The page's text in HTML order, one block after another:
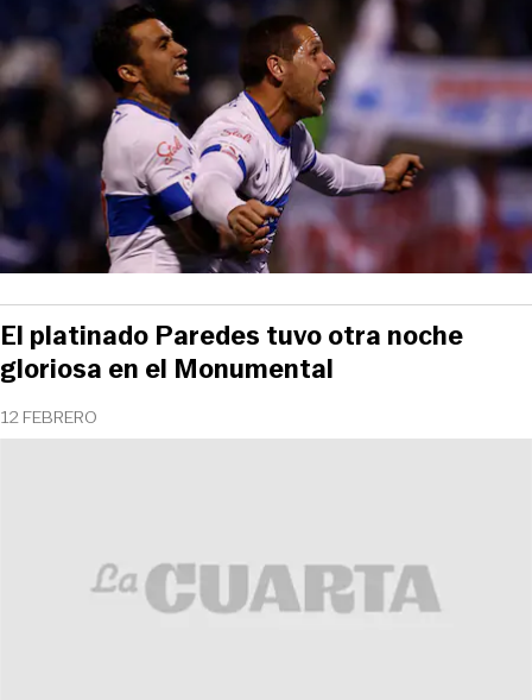
12 FEBRERO
El platinado Paredes tuvo otra noche
gloriosa en el Monumental